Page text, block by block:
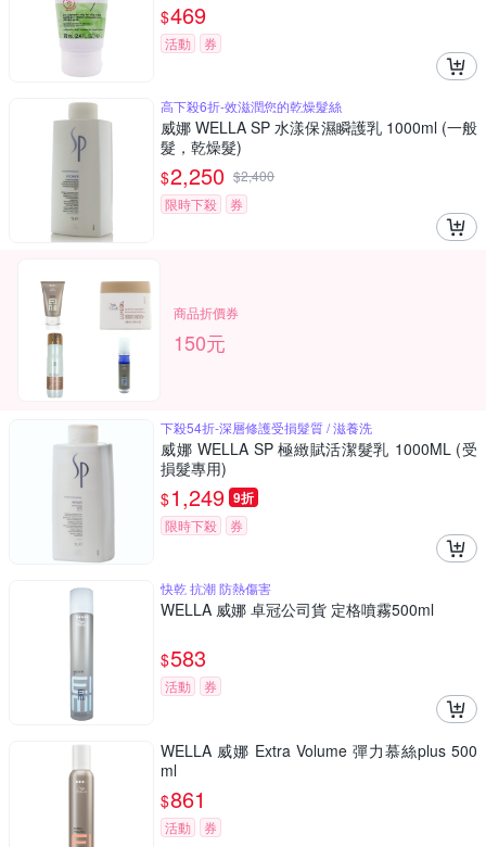
$469
活動 券
高下殺6折-效滋潤您的乾燥髮絲
威娜 WELLA SP 水漾保濕瞬護乳 1000ml (一般
髮，乾燥髮)
$2,250 $2,400
限時下殺
券
商品折價券
150元
下殺54折-深層修護受損髮質 / 滋養洗
威娜 WELLA SP 極緻賦活潔髮乳 1000ML (受
損髮專用)
$1,249 9折
限時下殺 券
快乾 抗潮 防熱傷害
WELLA 威娜 卓冠公司貨 定格噴霧500ml
$583
活動 券
WELLA 威娜 Extra Volume 彈力慕絲plus 500
ml
$861
活動 券